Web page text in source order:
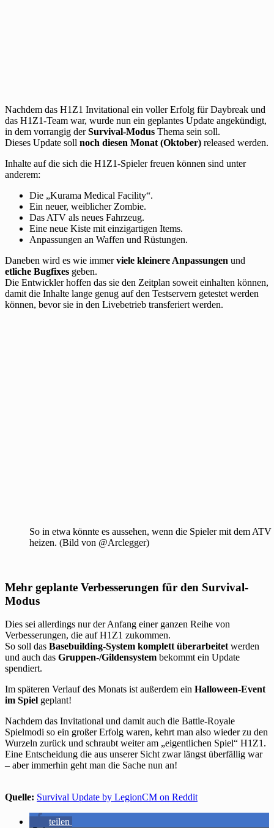
Nachdem das H1Z1 Invitational ein voller Erfolg für Daybreak und
das H1Z1-Team war, wurde nun ein geplantes Update angekündigt,
in dem vorrangig derSurvival-Modus Thema sein soll.
Dieses Update soll noch diesen Monat (Oktober) released werden.
Inhalte auf die sich die H1Z1-Spieler freuen können sind unter
anderem:
Die „Kurama Medical Facility“.
Ein neuer, weiblicher Zombie.
Das ATV als neues Fahrzeug.
Eine neue Kiste mit einzigartigen Items.
Anpassungen an Waffen und Rüstungen.
Daneben wird es wie immerviele kleinere Anpassungen und
etliche Bugfixes geben.
Die Entwickler hoffen das sie den Zeitplan soweit einhalten können,
damit die Inhalte lange genug auf den Testservern getestet werden
können, bevor sie in den Livebetrieb transferiert werden.
So in etwa könnte es aussehen, wenn die Spieler mit dem
heizen. (Bild von @Arclegger)
Mehr geplante Verbesserungen für den Survival-
Modus
Dies sei allerdings nur der Anfang einer ganzen Reihe von
Verbesserungen, die auf H1Z1 zukommen.
So soll das Basebuilding-System komplett überarbeitet werden
und auch das Gruppen-/Gildensystem bekommt ein Update
spendiert.
Im späteren Verlauf des Monats ist außerdem ein Halloween-Event
im Spiel geplant!
Nachdem das Invitational und damit auch die Battle-Royale
Spielmodi so ein großer Erfolg waren, kehrt man also wieder zu den
Wurzeln zurück und schraubt weiter am „eigentlichen Spiel“ H1Z1.
Eine Entscheidung die aus unserer Sicht zwar längst überfällig war
– aber immerhin geht man die Sache nun an!
Quelle: Survival Update by LegionCM on Reddit
teilen